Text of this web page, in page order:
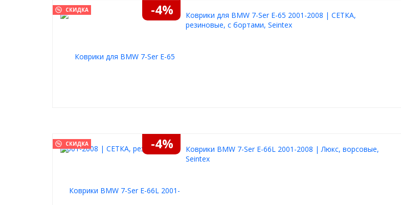
СКИДКА -4%
Коврики для BMW 7-Ser E-65 2001-2008 | СЕТКА,
резиновые, с бортами, Seintex
СКИДКА -4%
Коврики BMW 7-Ser E-66L 2001-2008 | Люкс, ворсовые,
Seintex